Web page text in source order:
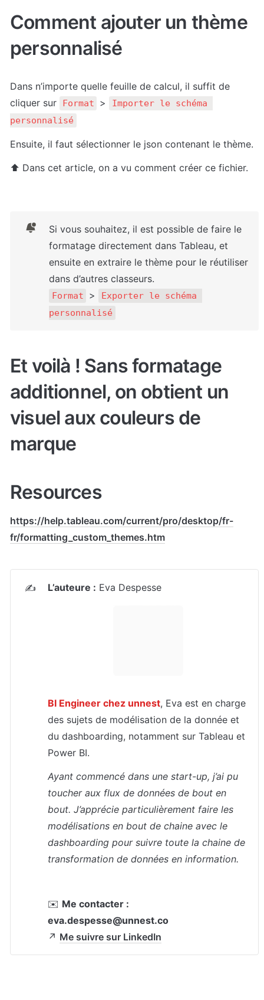
Comment ajouter un thème
personnalisé
Dans n’importe quelle feuille de calcul, il suffit de
cliquer sur
Format >
Importer le schéma
personnalisé
Ensuite, il faut sélectionner le json contenant le thème.
⬆️ Dans cet article, on a vu comment créer ce fichier.
Si vous souhaitez, il est possible de faire le
formatage directement dans Tableau, et
ensuite en extraire le thème pour le réutiliser
dans d’autres classeurs.
Format >
Exporter le schéma
personnalisé
Et voilà ! Sans formatage
additionnel, on obtient un
visuel aux couleurs de
marque
Resources
https://help.tableau.com/current/pro/desktop/fr-
fr/formatting_custom_themes.htm
✍️ L’auteure : Eva Despesse
BI Engineer chez unnest, Eva est en charge
des sujets de modélisation de la donnée et
du dashboarding, notamment sur Tableau et
Power BI.
Ayant commencé dans une start-up, j’ai pu
toucher aux flux de données de bout en
bout. J’apprécie particulièrement faire les
modélisations en bout de chaine avec le
dashboarding pour suivre toute la chaine de
transformation de données en information.
✉️ Me contacter :
eva.despesse@unnest.co
↗️ Me suivre sur LinkedIn